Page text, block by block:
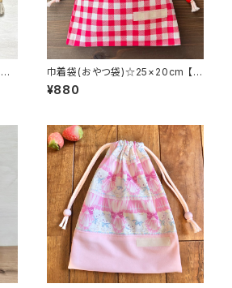
巾着袋(おやつ袋)☆25×20cm 【チ
ェック柄】 ★KB.2526273839 女
の子 シンプル｜通園通学用のか
¥880